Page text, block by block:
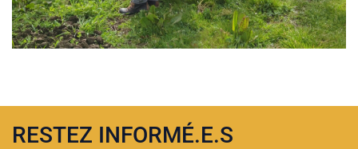
RESTEZ INFORMÉ.E.S